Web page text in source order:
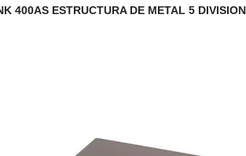
400AS ESTRUCTURA DE METAL 5